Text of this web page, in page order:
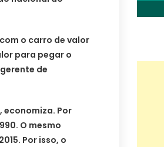
o carro de valor
para pegar o
de
economiza. Por
O mesmo
Por isso, o